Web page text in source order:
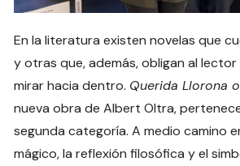
En la literatura existen novelas que
y otras que, además, obligan al
mirar hacia dentro. Querida Llorona
nueva obra de Albert Oltra,
segunda categoría. A medio camino
mágico, la reflexión filosófica y el